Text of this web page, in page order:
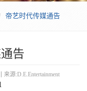
帝艺时代传媒通告
告
来源:D.E.Entertainment